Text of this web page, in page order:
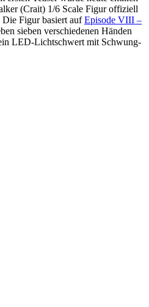
(Crait) 1/6 Scale Figur offiziell
Figur basiert aufEpisode VIII –
sieben verschiedenen Händen
LED-Lichtschwert mit Schwung-